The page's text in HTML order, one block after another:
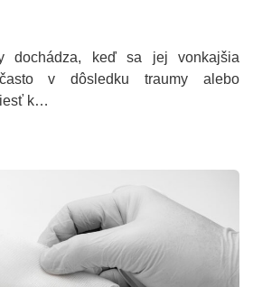
dochádza, keď sa jej vonkajšia
v dôsledku traumy alebo
k…